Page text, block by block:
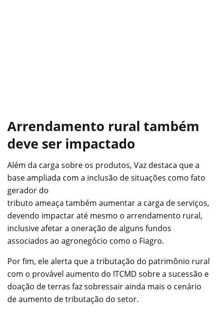
Arrendamento rural também
deve ser impactado
Além da carga sobre os produtos, Vaz destaca que a
base ampliada com a inclusão de situações como fato
gerador do
tributo ameaça também aumentar a carga de serviços,
devendo impactar até mesmo o arrendamento rural,
inclusive afetar a oneração de alguns fundos
associados ao agronegócio como o Fiagro.
Por fim, ele alerta que a tributação do patrimônio rural
com o provável aumento do ITCMD sobre a sucessão e
doação de terras faz sobressair ainda mais o cenário
de aumento de tributação do setor.